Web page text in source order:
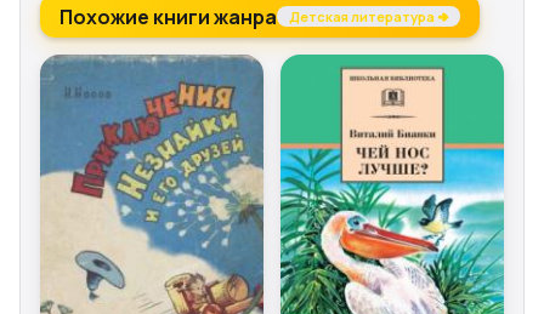
Похожие книги жанра Детская литература →